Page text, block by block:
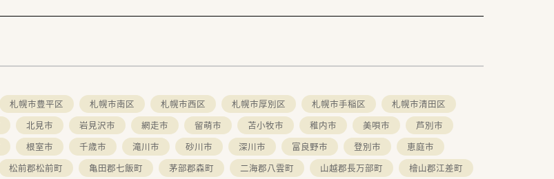
札幌市豊平区 札幌市南区 札幌市西区 札幌市厚別区 札幌市手稲区
札幌市清田区
北見市 岩見沢市 網走市 留萌市 苫小牧市 稚内市 美唄市
芦別市
根室市 千歳市 滝川市 砂川市 深川市 富良野市 登別市
恵庭市
松前郡松前町 亀田郡七飯町 茅部郡森町 二海郡八雲町 山越郡長万部町
檜山郡江差町